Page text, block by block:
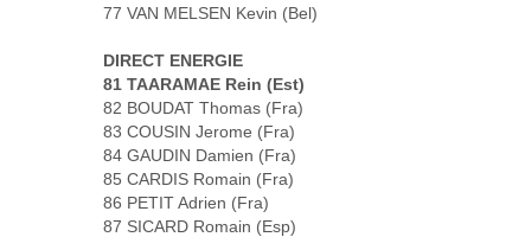
77 VAN MELSEN Kevin (Bel)
DIRECT ENERGIE
81 TAARAMAE Rein (Est)
82 BOUDAT Thomas (Fra)
83 COUSIN Jerome (Fra)
84 GAUDIN Damien (Fra)
85 CARDIS Romain (Fra)
86 PETIT Adrien (Fra)
87 SICARD Romain (Esp)